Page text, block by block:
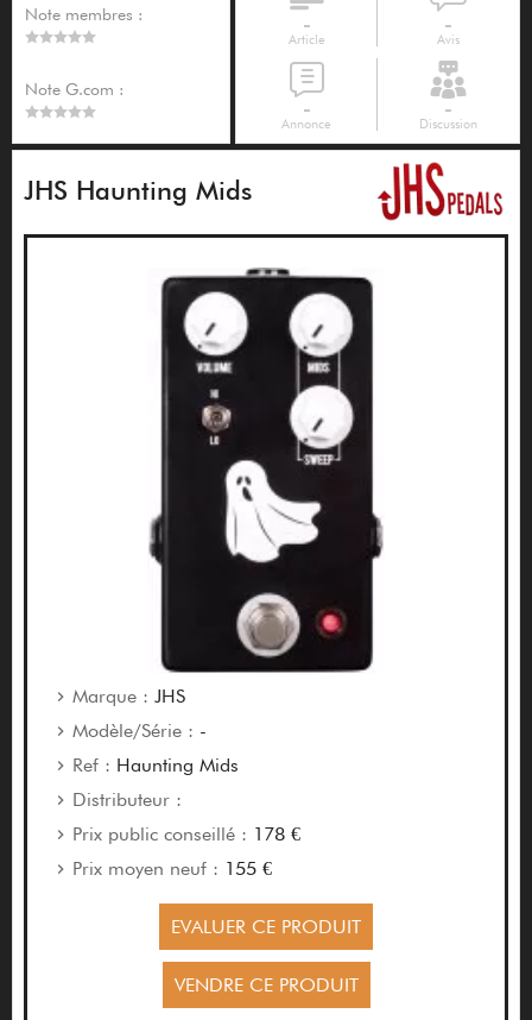
Note membres :
Note G.com :
-
Article
-
Avis
-
Annonce
-
Discussion
JHS Haunting Mids
Marque : JHS
Modèle/Série : -
Ref : Haunting Mids
Distributeur :
Prix public conseillé : 178 €
Prix moyen neuf : 155 €
EVALUER CE PRODUIT
VENDRE CE PRODUIT